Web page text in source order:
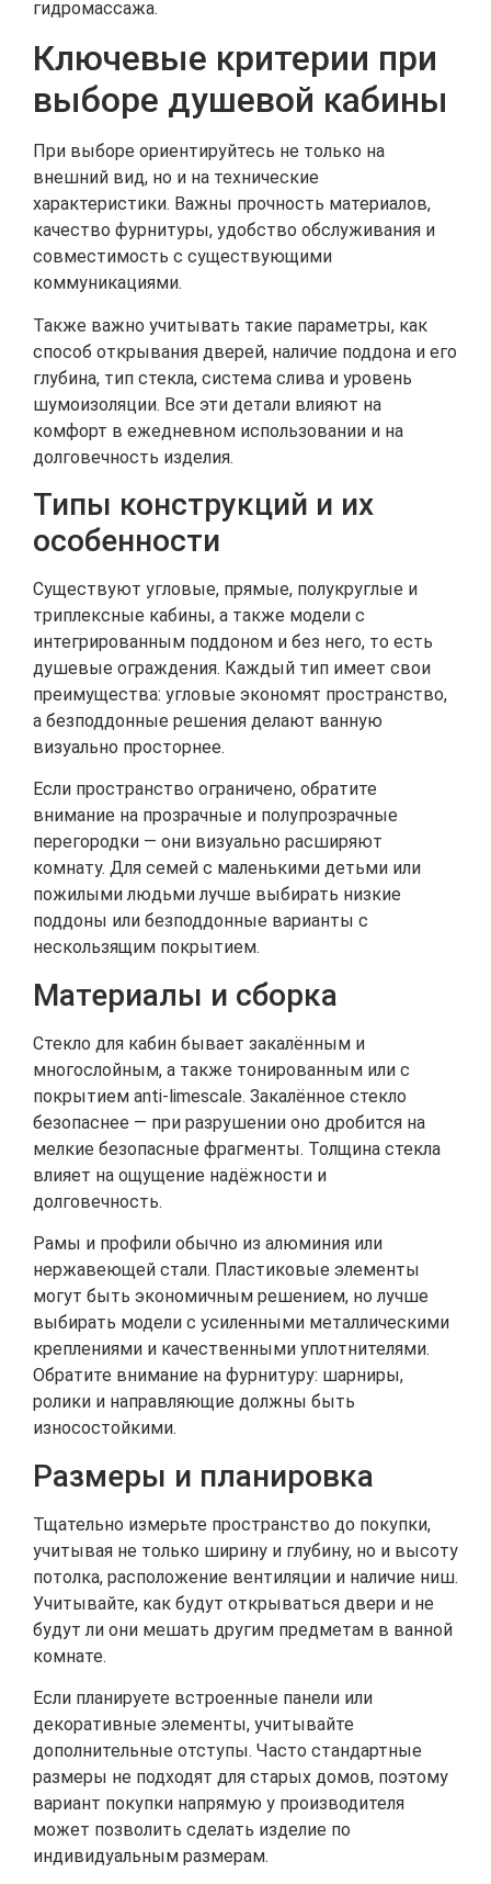
гидромассажа.
Ключевые критерии при
выборе душевой кабины
При выборе ориентируйтесь не только на
внешний вид, но и на технические
характеристики. Важны прочность материалов,
качество фурнитуры, удобство обслуживания и
совместимость с существующими
коммуникациями.
Также важно учитывать такие параметры, как
способ открывания дверей, наличие поддона и его
глубина, тип стекла, система слива и уровень
шумоизоляции. Все эти детали влияют на
комфорт в ежедневном использовании и на
долговечность изделия.
Типы конструкций и их
особенности
Существуют угловые, прямые, полукруглые и
триплексные кабины, а также модели с
интегрированным поддоном и без него, то есть
душевые ограждения. Каждый тип имеет свои
преимущества: угловые экономят пространство,
а безподдонные решения делают ванную
визуально просторнее.
Если пространство ограничено, обратите
внимание на прозрачные и полупрозрачные
перегородки — они визуально расширяют
комнату. Для семей с маленькими детьми или
пожилыми людьми лучше выбирать низкие
поддоны или безподдонные варианты с
нескользящим покрытием.
Материалы и сборка
Стекло для кабин бывает закалённым и
многослойным, а также тонированным или с
покрытием anti-limescale. Закалённое стекло
безопаснее — при разрушении оно дробится на
мелкие безопасные фрагменты. Толщина стекла
влияет на ощущение надёжности и
долговечность.
Рамы и профили обычно из алюминия или
нержавеющей стали. Пластиковые элементы
могут быть экономичным решением, но лучше
выбирать модели с усиленными металлическими
креплениями и качественными уплотнителями.
Обратите внимание на фурнитуру: шарниры,
ролики и направляющие должны быть
износостойкими.
Размеры и планировка
Тщательно измерьте пространство до покупки,
учитывая не только ширину и глубину, но и высоту
потолка, расположение вентиляции и наличие ниш.
Учитывайте, как будут открываться двери и не
будут ли они мешать другим предметам в ванной
комнате.
Если планируете встроенные панели или
декоративные элементы, учитывайте
дополнительные отступы. Часто стандартные
размеры не подходят для старых домов, поэтому
вариант покупки напрямую у производителя
может позволить сделать изделие по
индивидуальным размерам.